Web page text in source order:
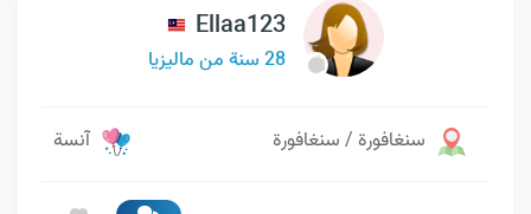
Ellaa123
28 سنة من ماليزيا
سنغافورة / سنغافورة آنسة